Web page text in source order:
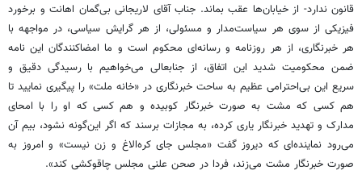
قانون ندارد- از خیابان‌ها عقب بماند. جناب آقای لاریجانی بی‌گمان اهانت و برخورد
فیزیکی از سوی هر سیاست‌مدار و مسئولی، از هر گرایش سیاسی، در مواجهه با
هر خبرنگاری، از هر روزنامه و رسانه‌ای محکوم است و ما امضاکنندگان این نامه
ضمن محکومیت شدید این اتفاق، از جنابعالی می‌خواهیم با رسیدگی دقیق و
سریع این بی‌احترامی عظیم به ساحت خبرنگاری در «خانه ملت» را پیگیری نمایید تا
هم کسی که مشت به صورت خبرنگار کوبیده و هم کسی که او را با امحای
مدارک و تهدید خبرنگار یاری کرده، به مجازات برسند که اگر این‌گونه نشود، بیم آن
می‌رود نماینده‌ای که دیروز گفت «مجلس جای کره‌الاغ و زن نیست» و امروز به
صورت خبرنگار مشت می‌زند، فردا در صحن علنی مجلس چاقوکشی کند».